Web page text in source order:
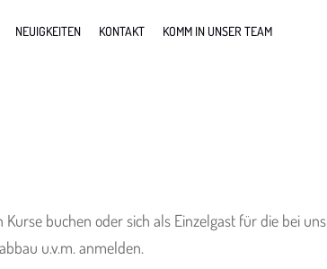
NEUIGKEITEN KONTAKT KOMM IN UNSER TEAM
buchen oder sich als Einzelgast für die bei uns
u.v.m. anmelden.